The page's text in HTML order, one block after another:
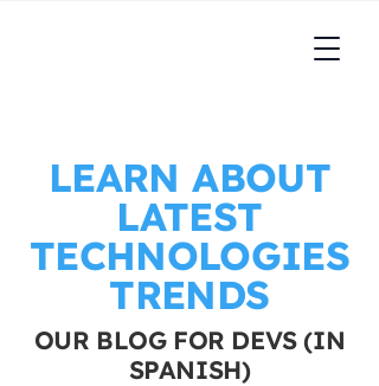
LEARN ABOUT
LATEST
TECHNOLOGIES
TRENDS
OUR BLOG FOR DEVS (IN
SPANISH)